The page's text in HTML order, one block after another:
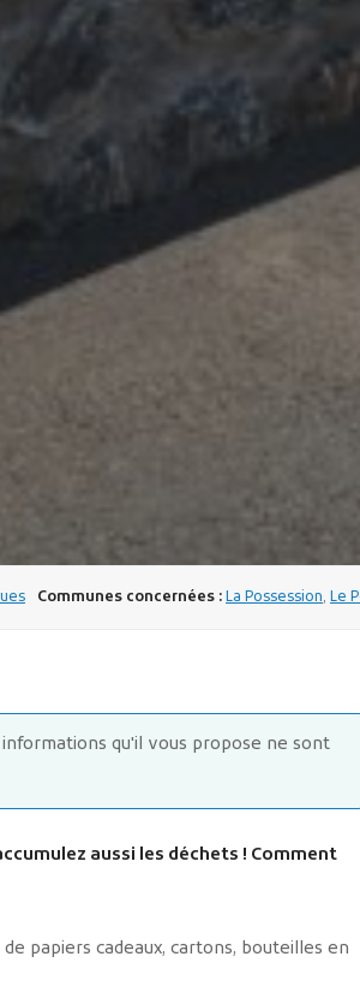
Communes concernées :La Possession, Le
informations qu'il vous propose ne sont
aussi les déchets ! Comment
papiers cadeaux, cartons, bouteilles en